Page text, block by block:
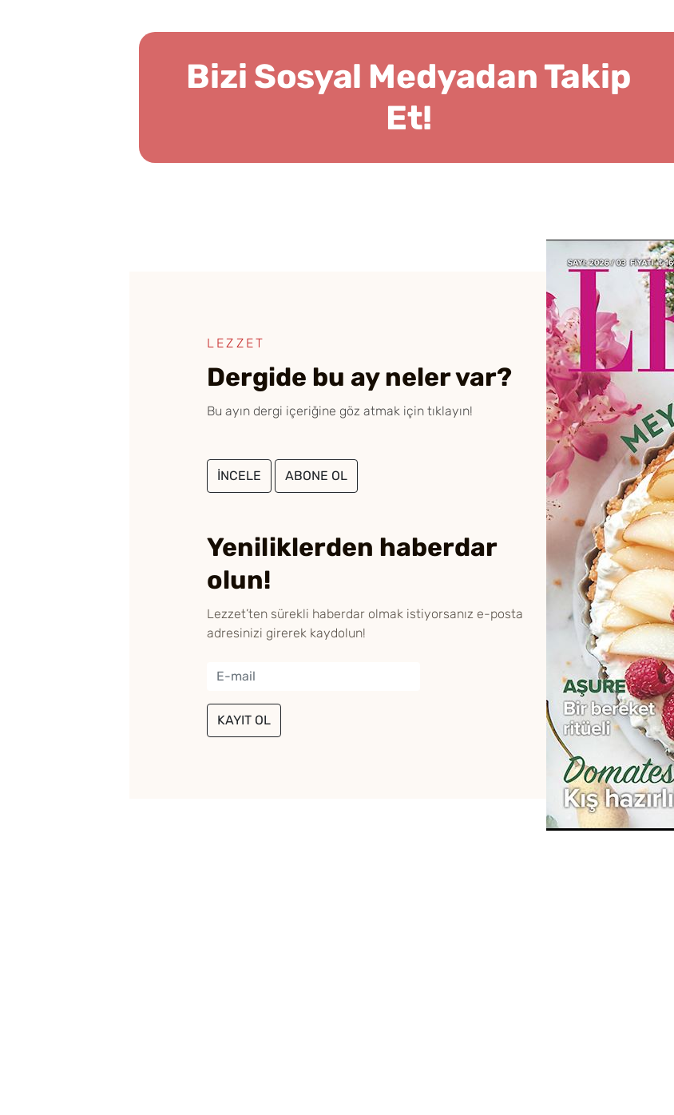
Bizi Sosyal Medyadan Takip
Et!
LEZZET
Dergide bu ay neler var?
Bu ayın dergi içeriğine göz atmak için tıklayın!
İNCELE ABONE OL
Yeniliklerden haberdar
olun!
Lezzet’ten sürekli haberdar olmak istiyorsanız e-posta
adresinizi girerek kaydolun!
KAYIT OL